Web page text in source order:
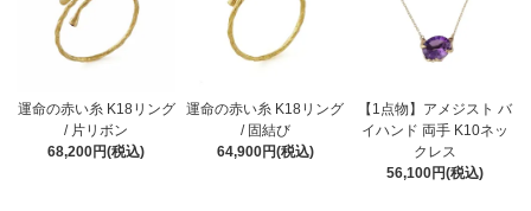
運命の赤い糸 K18リング
/ 片リボン
68,200円(税込)
運命の赤い糸 K18リング
/ 固結び
64,900円(税込)
【1点物】アメジスト バ
イハンド 両手 K10ネッ
クレス
56,100円(税込)